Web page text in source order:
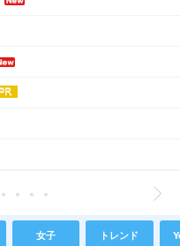
女子 トレンド